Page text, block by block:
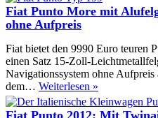
jetzt
und
CD-
Fiat Punto More mit
ohne Aufpreis
Fiat bietet den 9990 Euro teuren
einen Satz 15-Zoll-
Navigationssystem ohne
dem… Weiterlesen »
Punto
More
Fiat Punto 2012: Mit